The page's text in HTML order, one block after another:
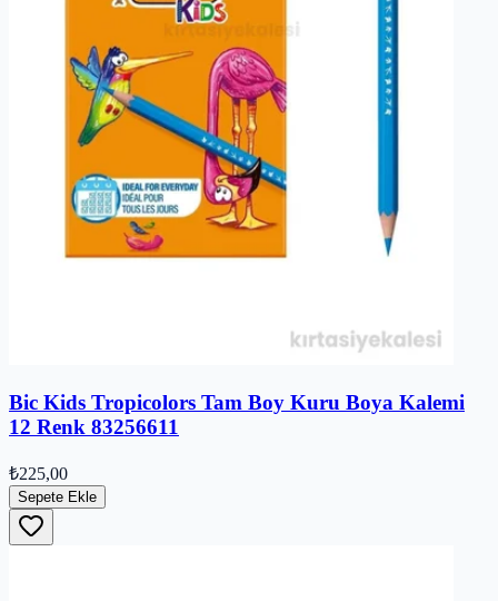
Bic Kids Tropicolors Tam Boy Kuru Boya Kalemi
12 Renk 83256611
₺225,00
Sepete Ekle